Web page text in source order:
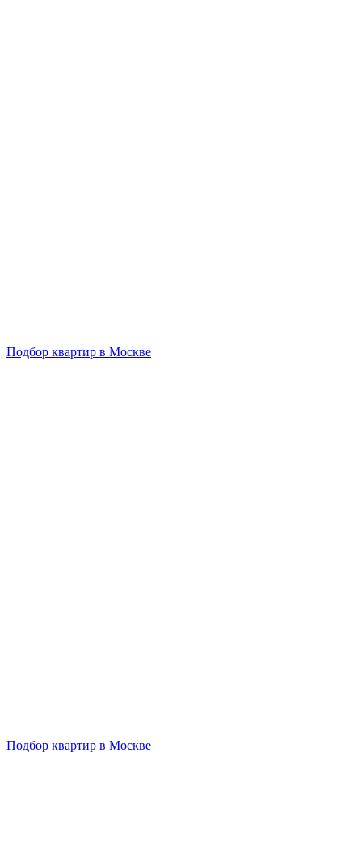
Подбор квартир в Москве
Подбор квартир в Москве